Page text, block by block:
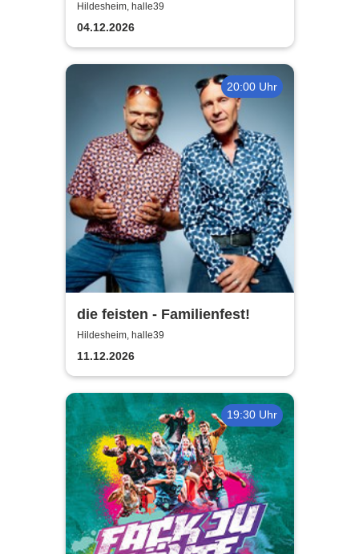
Hildesheim, halle39
04.12.2026
20:00 Uhr
die feisten - Familienfest!
Hildesheim, halle39
11.12.2026
19:30 Uhr